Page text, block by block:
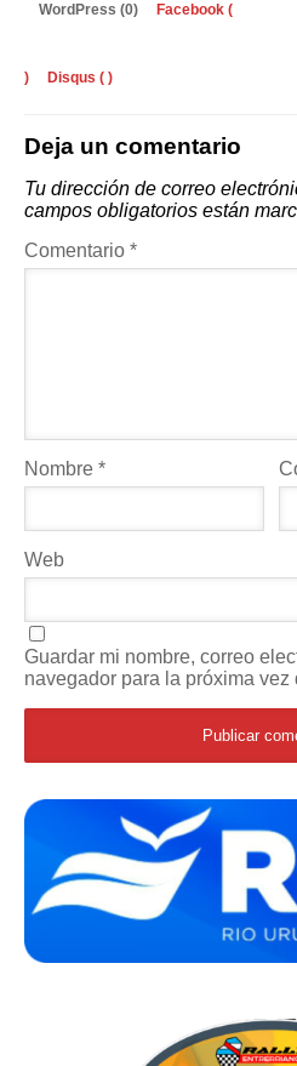
WordPress (0) Facebook (
) Disqus ( )
Deja un comentario
Tu dirección de correo
campos obligatorios están
Comentario *
Nombre *
Web
Guardar mi nombre, correo
navegador para la próxima